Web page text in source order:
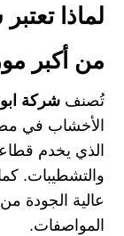
لماذا
من أكبر
تُصنفشركة
الأخشاب في
الذي يخدم
والتشطيبات.
عالية الجودة
المواصفات.